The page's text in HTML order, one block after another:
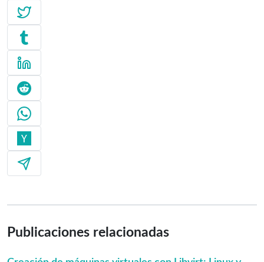
Publicaciones relacionadas